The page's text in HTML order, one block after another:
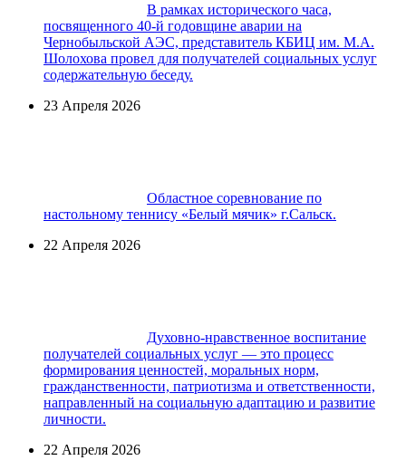
В рамках исторического часа,
посвященного 40-й годовщине аварии на
Чернобыльской АЭС, представитель КБИЦ им. М.А.
Шолохова провел для получателей социальных услуг
содержательную беседу.
23 Апреля 2026
Областное соревнование по
настольному теннису «Белый мячик» г.Сальск.
22 Апреля 2026
Духовно-нравственное воспитание
получателей социальных услуг — это процесс
формирования ценностей, моральных норм,
гражданственности, патриотизма и ответственности,
направленный на социальную адаптацию и развитие
личности.
22 Апреля 2026